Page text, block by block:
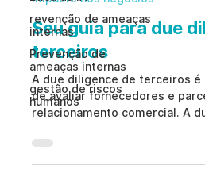
revenção de ameaças
internas
Prevenção de
ameaças internas
gestão de riscos
humanos
Seu guia para due
terceiros
A due diligence de terceiros
de avaliar fornecedores e
relacionamento comercial. A
falhas operacionais e danos à
estrutura proativa de due